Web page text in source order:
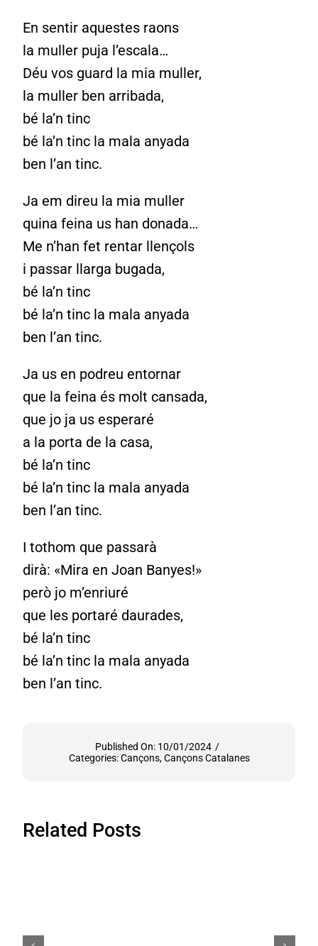
En sentir aquestes raons
la muller puja l’escala…
Déu vos guard la mia muller,
la muller ben arribada,
bé la’n tinc
bé la’n tinc la mala anyada
ben l’an tinc.
Ja em direu la mia muller
quina feina us han donada…
Me n’han fet rentar llençols
i passar llarga bugada,
bé la’n tinc
bé la’n tinc la mala anyada
ben l’an tinc.
Ja us en podreu entornar
que la feina és molt cansada,
que jo ja us esperaré
a la porta de la casa,
bé la’n tinc
bé la’n tinc la mala anyada
ben l’an tinc.
I tothom que passarà
dirà: «Mira en Joan Banyes!»
però jo m’enriuré
que les portaré daurades,
bé la’n tinc
bé la’n tinc la mala anyada
ben l’an tinc.
Published On: 10/01/2024 /
Categories:Cançons,Cançons Catalanes
Related Posts